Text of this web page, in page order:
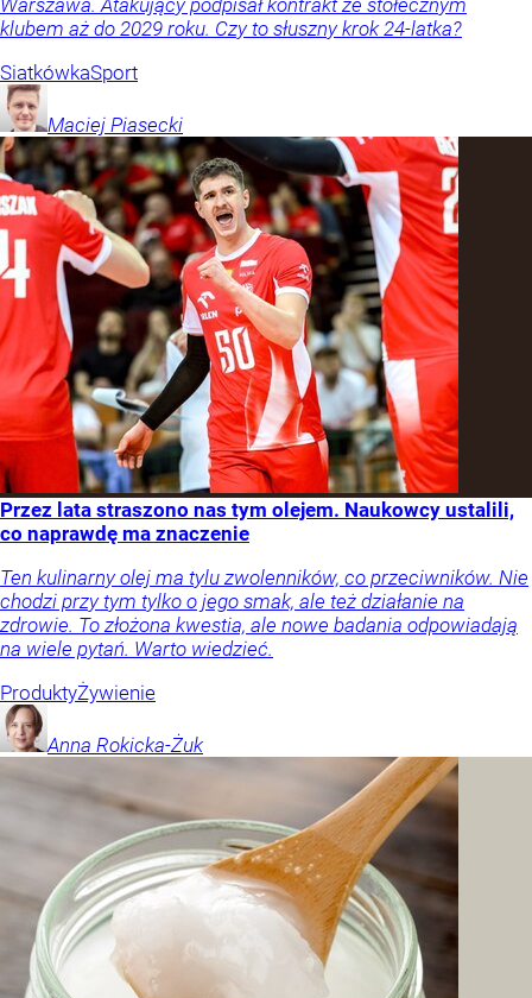
Warszawa. Atakujący podpisał kontrakt ze stołecznym
klubem aż do 2029 roku. Czy to słuszny krok 24-latka?
SiatkówkaSport
Maciej Piasecki
Przez lata straszono nas tym olejem. Naukowcy ustalili,
co naprawdę ma znaczenie
Ten kulinarny olej ma tylu zwolenników, co przeciwników. Nie
chodzi przy tym tylko o jego smak, ale też działanie na
zdrowie. To złożona kwestia, ale nowe badania odpowiadają
na wiele pytań. Warto wiedzieć.
ProduktyŻywienie
Anna Rokicka-Żuk